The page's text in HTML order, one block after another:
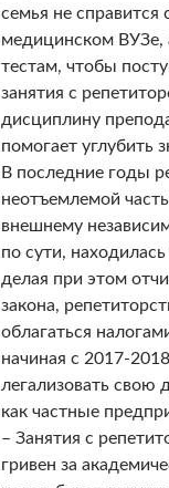
семья не
медицинском ВУЗе,
тестам, чтобы
занятия с
дисциплину
помогает углубить
В последние годы
неотъемлемой
внешнему
по сути,
делая при этом
закона,
облагаться
начиная с 2017-
легализовать свою
как частные
– Занятия с
гривен за